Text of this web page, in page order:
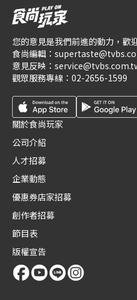
您的意見是我們前進的動力，歡
食尚編輯：
意見反映：
觀眾服務專線： 02-2656-1599
關於食尚玩家
公司介紹
人才招募
企業動態
優惠券店家招募
創作者招募
節目表
版權宣告